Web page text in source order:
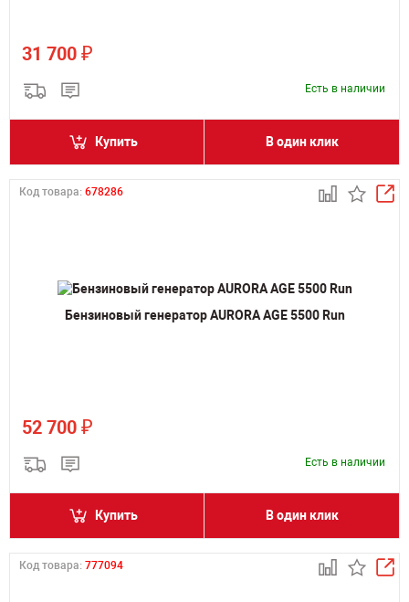
31 700 ₽
Есть в наличии
Купить В один клик
Код товара: 678286
Бензиновый генератор AURORA AGE 5500 Run
52 700 ₽
Есть в наличии
Купить В один клик
Код товара: 777094